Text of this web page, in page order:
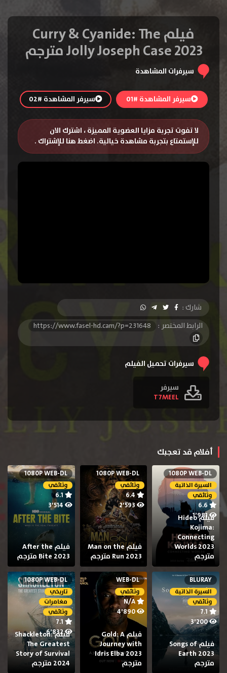
فيلم Curry & Cyanide: The
Jolly Joseph Case 2023 مترجم
سيرفرات المشاهدة
سيرفر المشاهدة #01 سيرفر المشاهدة #02
لا تفوت تجربة مزايا العضوية المميزة ، اشترك الان
للإستمتاع بتجربة مشاهدة خيالية. اضغط هنا للإشتراك .
شارك :
الرابط المختصر :
https://www.fasel-hd.cam/?p=231648
سيرفرات تحميل الفيلم
سيرفر
T7MEEL
أفلام قد تعجبك
1080P WEB-DL
السيرة الذاتية
وثائقي
1٬981
فيلم Hideo
Kojima:
Connecting
Worlds 2023
مترجم
1080P WEB-DL
وثائقي
6.4
2٬593
فيلم Man on the
Run 2023 مترجم
1080P WEB-DL
وثائقي
3٬514
فيلم After the
Bite 2023 مترجم
BLURAY
السيرة الذاتية
وثائقي
3٬200
فيلم Songs of
Earth 2023
مترجم
WEB-DL
وثائقي
N/A
4٬890
فيلم Gold: A
Journey with
Idris Elba 2023
مترجم
1080P WEB-DL
تاريخي
مغامرات
وثائقي
6٬832
فيلم Shackleton:
The Greatest
Story of Survival
2024 مترجم